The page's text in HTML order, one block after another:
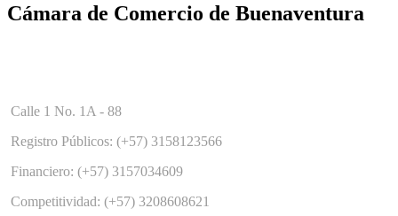
Cámara de Comercio de Buenaventura
Calle 1 No. 1A - 88
Registro Públicos: (+57) 3158123566
Financiero: (+57) 3157034609
Competitividad: (+57) 3208608621